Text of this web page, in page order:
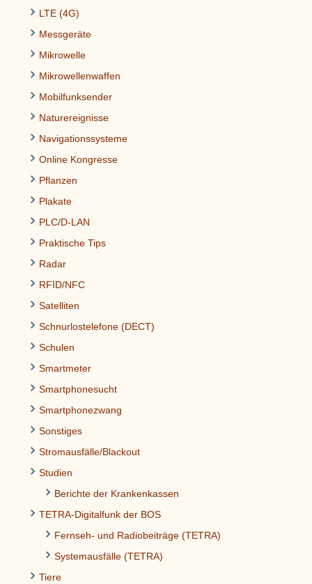
LTE (4G)
Messgeräte
Mikrowelle
Mikrowellenwaffen
Mobilfunksender
Naturereignisse
Navigationssysteme
Online Kongresse
Pflanzen
Plakate
PLC/D-LAN
Praktische Tips
Radar
RFID/NFC
Satelliten
Schnurlostelefone (DECT)
Schulen
Smartmeter
Smartphonesucht
Smartphonezwang
Sonstiges
Stromausfälle/Blackout
Studien
Berichte der Krankenkassen
TETRA-Digitalfunk der BOS
Fernseh- und Radiobeiträge (TETRA)
Systemausfälle (TETRA)
Tiere